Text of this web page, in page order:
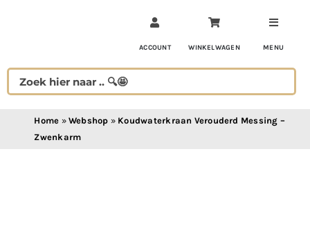
ACCOUNT WINKELWAGEN MENU
Home » Webshop » Koudwaterkraan Verouderd Messing –
Zwenkarm